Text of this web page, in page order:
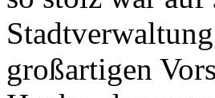
großartigen